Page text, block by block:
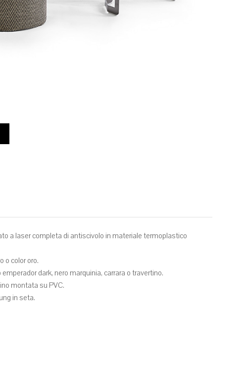
a laser completa di antiscivolo in materiale termoplastico
o color oro.
dark, nero marquinia, carrara o travertino.
montata su PVC.
in seta.